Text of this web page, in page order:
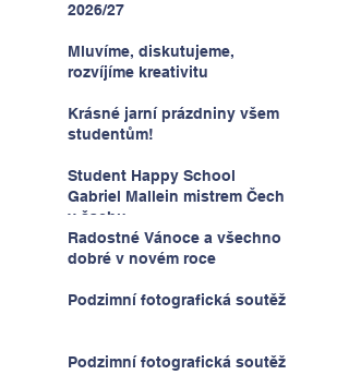
2026/27
Mluvíme, diskutujeme,
rozvíjíme kreativitu
Krásné jarní prázdniny všem
studentům!
Student Happy School
Gabriel Mallein mistrem Čech
v šachu
Radostné Vánoce a všechno
dobré v novém roce
Podzimní fotografická soutěž
Podzimní fotografická soutěž